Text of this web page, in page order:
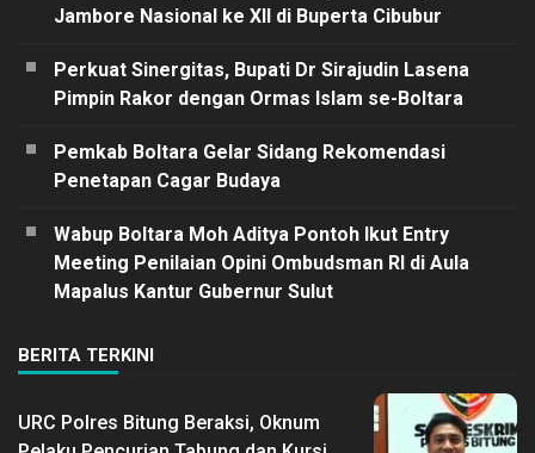
Jambore Nasional ke XII di Buperta Cibubur
Perkuat Sinergitas, Bupati Dr Sirajudin Lasena
Pimpin Rakor dengan Ormas Islam se-Boltara
Pemkab Boltara Gelar Sidang Rekomendasi
Penetapan Cagar Budaya
Wabup Boltara Moh Aditya Pontoh Ikut Entry
Meeting Penilaian Opini Ombudsman RI di Aula
Mapalus Kantur Gubernur Sulut
BERITA TERKINI
URC Polres Bitung Beraksi, Oknum